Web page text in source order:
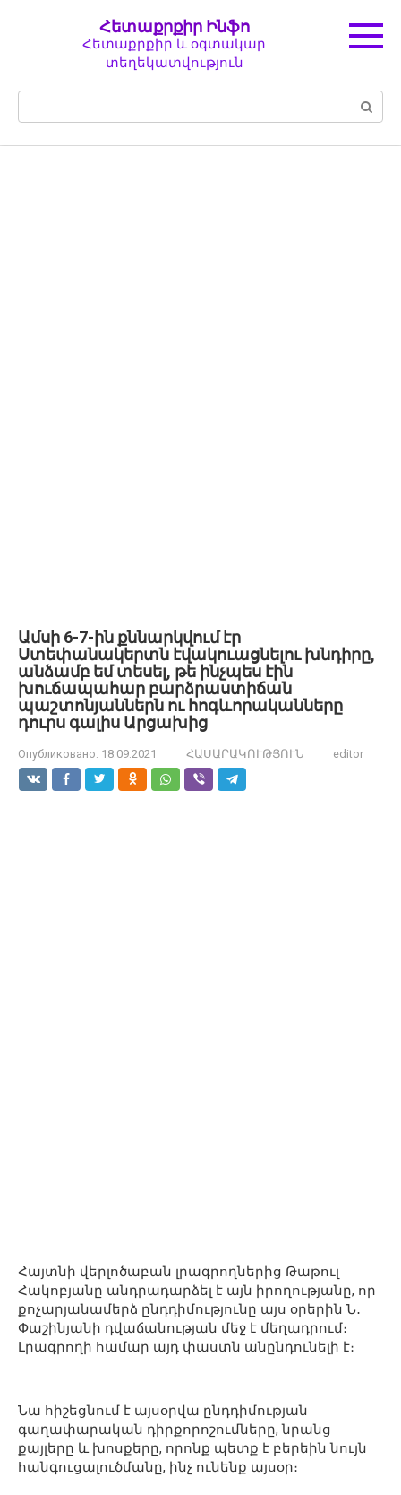
Հետաքրքիր Ինֆո
Հետաքրքիր և օգտակար
տեղեկատվություն
Ամսի 6-7-ին քննարկվում էր
Ստեփանակերտն էվակուացնելու խնդիրը,
անձամբ եմ տեսել, թե ինչպես էին
խուճապահար բարձրաստիճան
պաշտոնյաններն ու հոգևորականները
դուրս գալիս Արցախից
Опубликовано: 18.09.2021 ՀԱՍԱՐԱԿՈՒԹՅՈՒՆ editor
Հայտնի վերլոծաբան լրագրողներից Թաթուլ
Հակոբյանը անդրադարձել է այն իրողությանը, որ
քոչարյանամերձ ընդդիմությունը այս օրերին Ն․
Փաշինյանի դվաճանության մեջ է մեղադրում։
Լրագրողի համար այդ փաստն անընդունելի է։
Նա հիշեցնում է այսօրվա ընդդիմության
գաղափարական դիրքորոշումները, նրանց
քայլերը և խոսքերը, որոնք պետք է բերեին նույն
հանգուցալուծմանը, ինչ ունենք այսօր։